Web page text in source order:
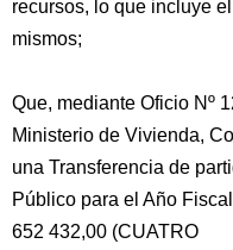
recursos, lo que incluye
mismos;
Que, mediante Oficio Nº
Ministerio de Vivienda,
una Transferencia de
Público para el Año
652 432,00 (CUATRO